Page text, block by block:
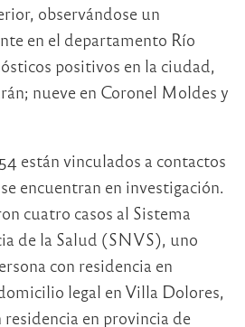
observándose un
en el departamento Río
positivos en la ciudad,
nueve en Coronel Moldes y
están vinculados a contactos
encuentran en investigación.
cuatro casos al Sistema
de la Salud (SNVS), uno
con residencia en
legal en Villa Dolores,
residencia en provincia de